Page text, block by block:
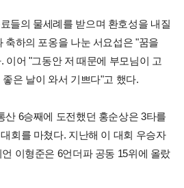
들의 물세례를 받으며 환호성을 내질
축하의 포옹을 나눈 서요섭은 "꿈을
이어 "그동안 저 때문에 부모님이 고
은 날이 와서 기쁘다"고 했다.
산 6승째에 도전했던 홍순상은 3타를
회를 마쳤다. 지난해 이 대회 우승자
이형준은 6언더파 공동 15위에 올랐